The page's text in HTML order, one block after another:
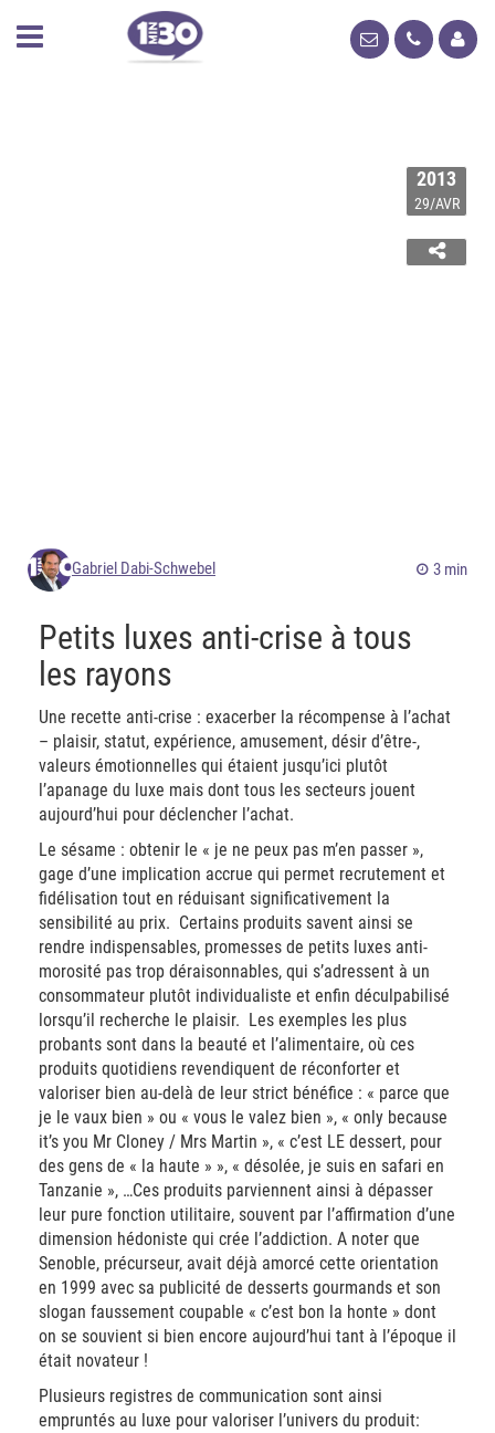
2013
29/AVR
Gabriel Dabi-Schwebel 3 min
Petits luxes anti-crise à tous
les rayons
Une recette anti-crise : exacerber la récompense à l’achat
– plaisir, statut, expérience, amusement, désir d’être-,
valeurs émotionnelles qui étaient jusqu’ici plutôt
l’apanage du luxe mais dont tous les secteurs jouent
aujourd’hui pour déclencher l’achat.
Le sésame : obtenir le « je ne peux pas m’en passer »,
gage d’une implication accrue qui permet recrutement et
fidélisation tout en réduisant significativement la
sensibilité au prix. Certains produits savent ainsi se
rendre indispensables, promesses de petits luxes anti-
morosité pas trop déraisonnables, qui s’adressent à un
consommateur plutôt individualiste et enfin déculpabilisé
lorsqu’il recherche le plaisir. Les exemples les plus
probants sont dans la beauté et l’alimentaire, où ces
produits quotidiens revendiquent de réconforter et
valoriser bien au-delà de leur strict bénéfice : « parce que
je le vaux bien » ou « vous le valez bien », « only because
it’s you Mr Cloney / Mrs Martin », « c’est LE dessert, pour
des gens de « la haute » », « désolée, je suis en safari en
Tanzanie », …Ces produits parviennent ainsi à dépasser
leur pure fonction utilitaire, souvent par l’affirmation d’une
dimension hédoniste qui crée l’addiction. A noter que
Senoble, précurseur, avait déjà amorcé cette orientation
en 1999 avec sa publicité de desserts gourmands et son
slogan faussement coupable « c’est bon la honte » dont
on se souvient si bien encore aujourd’hui tant à l’époque il
était novateur !
Plusieurs registres de communication sont ainsi
empruntés au luxe pour valoriser l’univers du produit: